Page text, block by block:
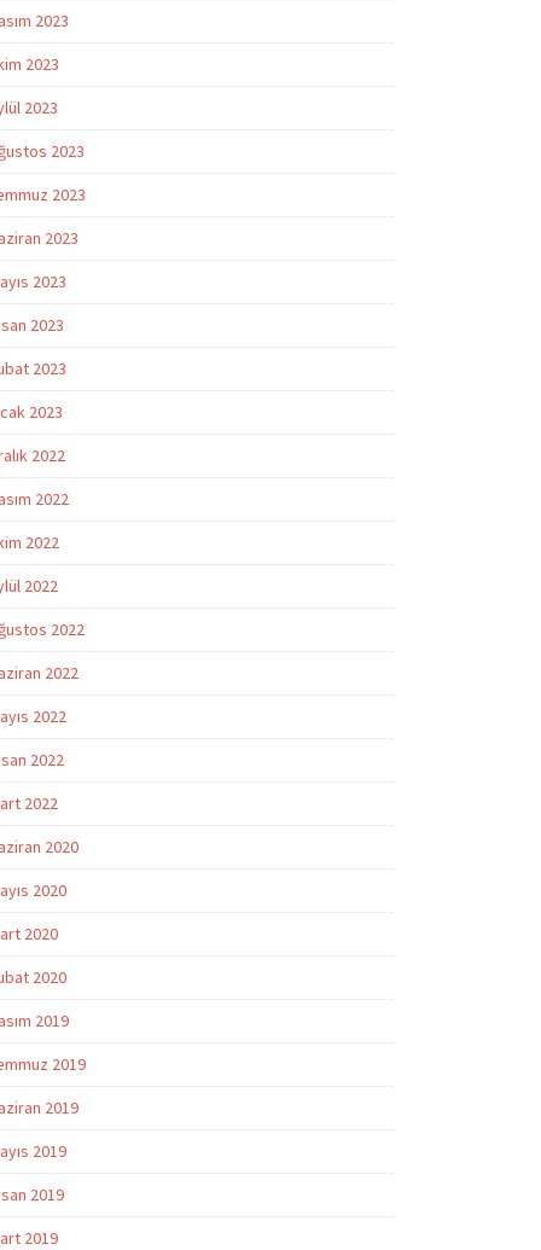
2023
2023
2023
2023
2023
2023
2023
2023
2023
2023
2022
2022
2022
2022
2022
2022
2022
2022
2022
2020
2020
2020
2020
2019
2019
2019
2019
2019
2019